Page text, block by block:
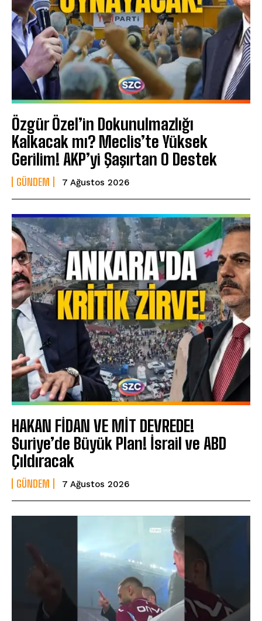
Özgür Özel’in Dokunulmazlığı
Kalkacak mı? Meclis’te Yüksek
Gerilim! AKP’yi Şaşırtan O Destek
GÜNDEM 7 Ağustos 2026
HAKAN FİDAN VE MİT DEVREDE!
Suriye’de Büyük Plan! İsrail ve ABD
Çıldıracak
GÜNDEM 7 Ağustos 2026